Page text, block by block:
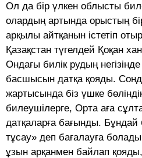
Ол да бір үлкен облысты
олардың артында орыстың
арқылы айтқанын істетіп
Қазақстан түгелдей Қоқан
Ондағы билік рудың
басшысын датқа қояды.
жартысында біз үшке
билеушілерге, Орта аға
датқаларға бағынды. Бұндай
тұсау» деп бағалауға
ұзын арқанмен байлап